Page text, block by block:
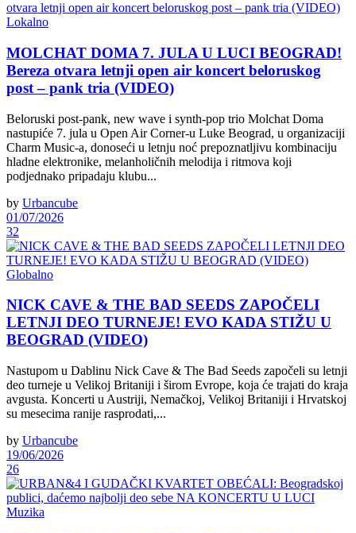
Lokalno
MOLCHAT DOMA 7. JULA U LUCI BEOGRAD!
Bereza otvara letnji open air koncert beloruskog
post – pank tria (VIDEO)
Beloruski post-pank, new wave i synth-pop trio Molchat Doma
nastupiće 7. jula u Open Air Corner-u Luke Beograd, u organizaciji
Charm Music-a, donoseći u letnju noć prepoznatljivu kombinaciju
hladne elektronike, melanholičnih melodija i ritmova koji
podjednako pripadaju klubu...
by Urbancube
01/07/2026
32
Globalno
NICK CAVE & THE BAD SEEDS ZAPOČELI
LETNJI DEO TURNEJE! EVO KADA STIŽU U
BEOGRAD (VIDEO)
Nastupom u Dablinu Nick Cave & The Bad Seeds započeli su letnji
deo turneje u Velikoj Britaniji i širom Evrope, koja će trajati do kraja
avgusta. Koncerti u Austriji, Nemačkoj, Velikoj Britaniji i Hrvatskoj
su mesecima ranije rasprodati,...
by Urbancube
19/06/2026
26
Muzika